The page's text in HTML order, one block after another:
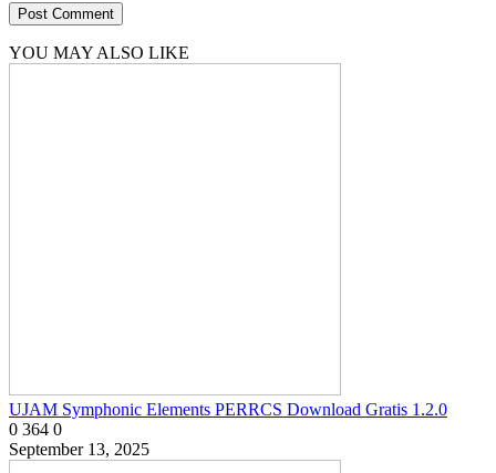
YOU MAY ALSO LIKE
UJAM Symphonic Elements PERRCS Download Gratis 1.2.0
0 364 0
September 13, 2025